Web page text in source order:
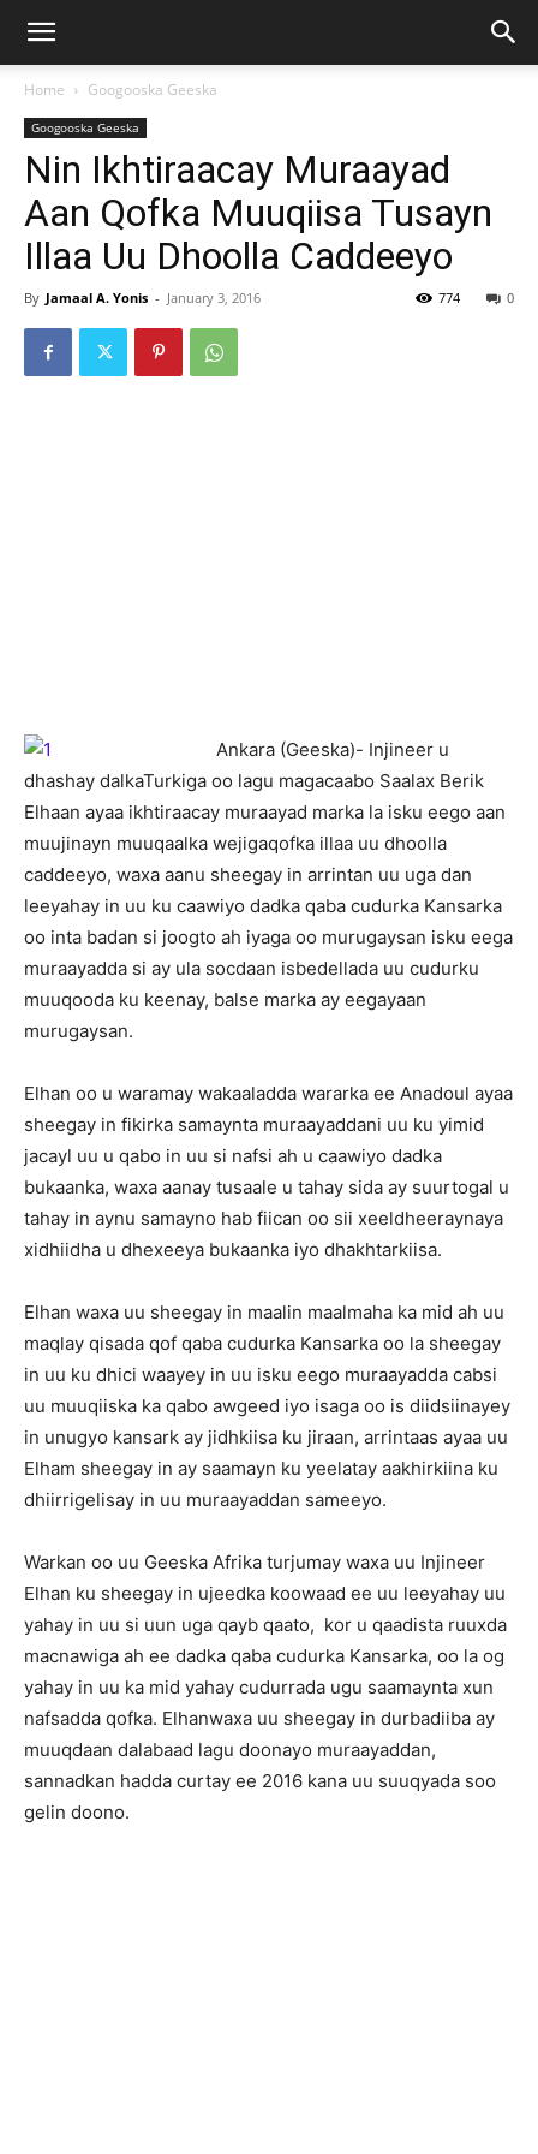
Home Googooska Geeska
Googooska Geeska
Nin Ikhtiraacay Muraayad
Aan Qofka Muuqiisa Tusayn
Illaa Uu Dhoolla Caddeeyo
By Jamaal A. Yonis - January 3, 2016 0
774
Ankara (Geeska)- Injineer u
dhashay dalkaTurkiga oo lagu magacaabo Saalax Berik
Elhaan ayaa ikhtiraacay muraayad marka la isku eego aan
muujinayn muuqaalka wejigaqofka illaa uu dhoolla
caddeeyo, waxa aanu sheegay in arrintan uu uga dan
leeyahay in uu ku caawiyo dadka qaba cudurka Kansarka
oo inta badan si joogto ah iyaga oo murugaysan isku eega
muraayadda si ay ula socdaan isbedellada uu cudurku
muuqooda ku keenay, balse marka ay eegayaan
murugaysan.
Elhan oo u waramay wakaaladda wararka ee Anadoul ayaa
sheegay in fikirka samaynta muraayaddani uu ku yimid
jacayl uu u qabo in uu si nafsi ah u caawiyo dadka
bukaanka, waxa aanay tusaale u tahay sida ay suurtogal u
tahay in aynu samayno hab fiican oo sii xeeldheeraynaya
xidhiidha u dhexeeya bukaanka iyo dhakhtarkiisa.
Elhan waxa uu sheegay in maalin maalmaha ka mid ah uu
maqlay qisada qof qaba cudurka Kansarka oo la sheegay
in uu ku dhici waayey in uu isku eego muraayadda cabsi
uu muuqiiska ka qabo awgeed iyo isaga oo is diidsiinayey
in unugyo kansark ay jidhkiisa ku jiraan, arrintaas ayaa uu
Elham sheegay in ay saamayn ku yeelatay aakhirkiina ku
dhiirrigelisay in uu muraayaddan sameeyo.
Warkan oo uu Geeska Afrika turjumay waxa uu Injineer
Elhan ku sheegay in ujeedka koowaad ee uu leeyahay uu
yahay in uu si uun uga qayb qaato, kor u qaadista ruuxda
macnawiga ah ee dadka qaba cudurka Kansarka, oo la og
yahay in uu ka mid yahay cudurrada ugu saamaynta xun
nafsadda qofka. Elhanwaxa uu sheegay in durbadiiba ay
muuqdaan dalabaad lagu doonayo muraayaddan,
sannadkan hadda curtay ee 2016 kana uu suuqyada soo
gelin doono.